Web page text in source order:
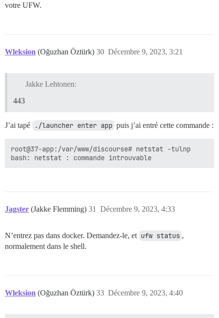
votre UFW.
Wleksion (Oğuzhan Öztürk) Décembre 9, 2023, 3:21
30
Jakke Lehtonen:
443
J’ai tapé ./launcher enter app puis j’ai entré cette commande :
root@37-app:/var/www/discourse# netstat -tulnp
Jagster (Jakke Flemming) Décembre 9, 2023, 4:33
31
N’entrez pas dans docker. Demandez-le, et ufw status ,
normalement dans le shell.
Wleksion (Oğuzhan Öztürk) Décembre 9, 2023, 4:40
33